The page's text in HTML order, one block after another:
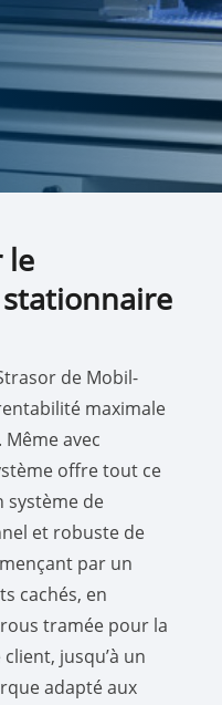
le
de Mobil-
maximale
avec
offre tout ce
système de
et robuste de
par un
cachés, en
tramée pour la
jusqu’à un
adapté aux